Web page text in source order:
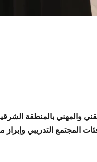
والمهني بالمنطقة
المجتمع التدريبي